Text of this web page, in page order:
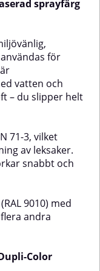
DIN EN 71-3,
applicera, torkar snabbt
täckning.Denna
en klassisk vit kulör
finish. Aqua Lack finns
i en mängd andra
Fördelar med Aqua
Dupli-ColorAkryllack av
för
för
i flera
och
Aqua Lack har en
som minskar
i hemmet!Utomhus
är sprayfärgen
sprayfärg
för
vatten och
– du slipper helt
71-3, vilket
av leksaker.
snabbt och
9010) med
andra
Color